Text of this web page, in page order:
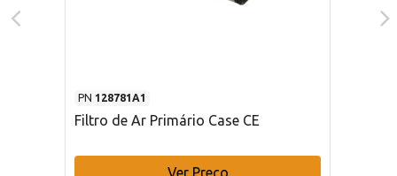
PN 128781A1
Filtro de Ar Primário Case CE
Ver Preço